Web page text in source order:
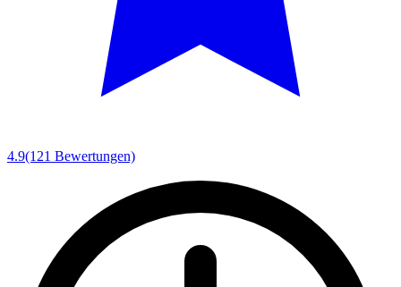
4.9(121 Bewertungen)